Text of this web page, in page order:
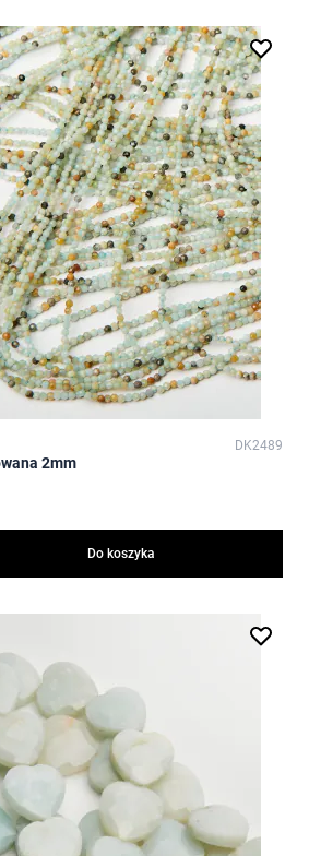
DK2489
2mm
Do koszyka